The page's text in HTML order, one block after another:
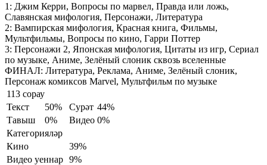
1: Джим Керри, Вопросы по марвел, Правда или ложь,
Славянская мифология, Персонажи, Литература
2: Вампирская мифология, Красная книга, Фильмы,
Мультфильмы, Вопросы по кино, Гарри Поттер
3: Персонажи 2, Японская мифология, Цитаты из игр, Сериал
по музыке, Аниме, Зелёный слоник сквозь вселенные
ФИНАЛ: Литература, Реклама, Аниме, Зелёный слоник,
Персонаж комиксов Marvel, Мультфильм по музыке
113 сорау
Текст
50% Сурәт 44%
Тавыш
0% Видео 0%
Категорияләр
Кино
39%
Видео уеннар 9%